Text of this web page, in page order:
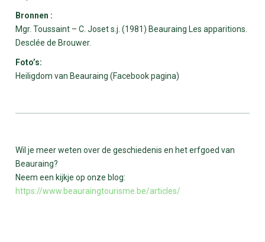
Bronnen :
Mgr. Toussaint – C. Joset s.j. (1981) Beauraing Les apparitions.
Desclée de Brouwer.
Foto’s:
Heiligdom van Beauraing (Facebook pagina)
Wil je meer weten over de geschiedenis en het erfgoed van
Beauraing?
Neem een kijkje op onze blog:
https://www.beauraingtourisme.be/articles/